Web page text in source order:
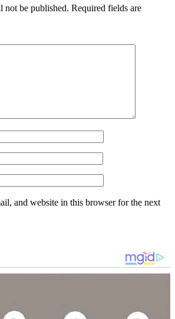
not be published. Required fields are
and website in this browser for the next